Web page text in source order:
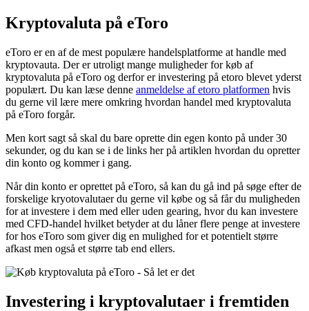
Kryptovaluta på eToro
eToro er en af de mest populære handelsplatforme at handle med
kryptovauta. Der er utroligt mange muligheder for køb af
kryptovaluta på eToro og derfor er investering på etoro blevet yderst
populært. Du kan læse denne anmeldelse af etoro platformen hvis
du gerne vil lære mere omkring hvordan handel med kryptovaluta
på eToro forgår.
Men kort sagt så skal du bare oprette din egen konto på under 30
sekunder, og du kan se i de links her på artiklen hvordan du opretter
din konto og kommer i gang.
Når din konto er oprettet på eToro, så kan du gå ind på søge efter de
forskelige kryotovalutaer du gerne vil købe og så får du muligheden
for at investere i dem med eller uden gearing, hvor du kan investere
med CFD-handel hvilket betyder at du låner flere penge at investere
for hos eToro som giver dig en mulighed for et potentielt større
afkast men også et større tab end ellers.
Investering i kryptovalutaer i fremtiden